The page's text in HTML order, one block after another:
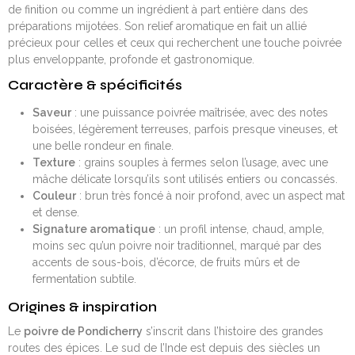
de finition ou comme un ingrédient à part entière dans des
préparations mijotées. Son relief aromatique en fait un allié
précieux pour celles et ceux qui recherchent une touche poivrée
plus enveloppante, profonde et gastronomique.
Caractère & spécificités
Saveur: une puissance poivrée maîtrisée, avec des notes
boisées, légèrement terreuses, parfois presque vineuses, et
une belle rondeur en finale.
Texture: grains souples à fermes selon l’usage, avec une
mâche délicate lorsqu’ils sont utilisés entiers ou concassés.
Couleur: brun très foncé à noir profond, avec un aspect mat
et dense.
Signature aromatique: un profil intense, chaud, ample,
moins sec qu’un poivre noir traditionnel, marqué par des
accents de sous-bois, d’écorce, de fruits mûrs et de
fermentation subtile.
Origines & inspiration
Le poivre de Pondicherry s’inscrit dans l’histoire des grandes
routes des épices. Le sud de l’Inde est depuis des siècles un